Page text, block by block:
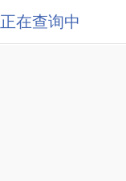
正在查询中